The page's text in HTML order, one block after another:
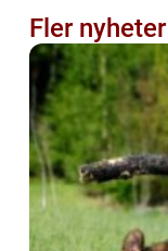
Fler nyheter